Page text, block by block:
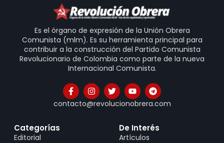
Es el órgano de expresión de la Unión Obrera
Comunista (mlm). Es su herramienta principal para
contribuir a la construcción del Partido Comunista
Revolucionario de Colombia como parte de la nueva
Internacional Comunista.
contacto@revolucionobrera.com
Categorías
Editorial
De Interés
Artículos